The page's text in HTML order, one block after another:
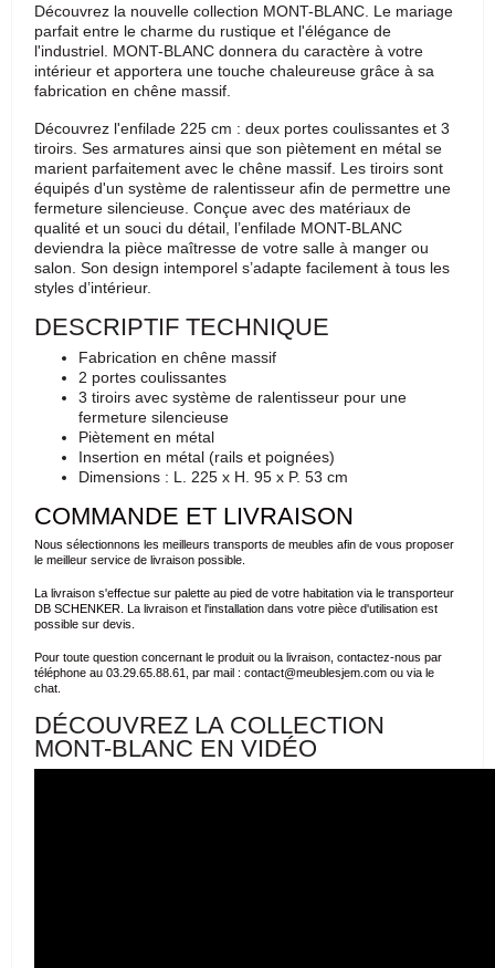
Découvrez la nouvelle collection MONT-BLANC. Le mariage
parfait entre le charme du rustique et l'élégance de
l'industriel. MONT-BLANC donnera du caractère à votre
intérieur et apportera une touche chaleureuse grâce à sa
fabrication en chêne massif.
Découvrez l'enfilade 225 cm : deux portes coulissantes et 3
tiroirs. Ses armatures ainsi que son piètement en métal se
marient parfaitement avec le chêne massif. Les tiroirs sont
équipés d'un système de ralentisseur afin de permettre une
fermeture silencieuse. Conçue avec des matériaux de
qualité et un souci du détail, l’enfilade MONT-BLANC
deviendra la pièce maîtresse de votre salle à manger ou
salon. Son design intemporel s’adapte facilement à tous les
styles d’intérieur.
DESCRIPTIF TECHNIQUE
Fabrication en chêne massif
2 portes coulissantes
3 tiroirs avec système de ralentisseur pour une
fermeture silencieuse
Piètement en métal
Insertion en métal (rails et poignées)
Dimensions : L. 225 x H. 95 x P. 53 cm
COMMANDE ET LIVRAISON
Nous sélectionnons les meilleurs transports de meubles afin de vous proposer
le meilleur service de livraison possible.
La livraison s'effectue sur palette au pied de votre habitation via le transporteur
DB SCHENKER. La livraison et l'installation dans votre pièce d'utilisation est
possible sur devis.
Pour toute question concernant le produit ou la livraison, contactez-nous par
téléphone au 03.29.65.88.61, par mail : contact@meublesjem.com ou via le
chat.
DÉCOUVREZ LA COLLECTION
MONT-BLANC EN VIDÉO